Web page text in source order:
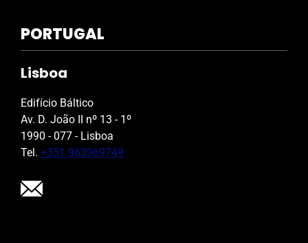
PORTUGAL
Lisboa
Edifício Báltico
Av. D. João II nº 13 - 1º
1990 - 077 - Lisboa
Tel. +351 963969749